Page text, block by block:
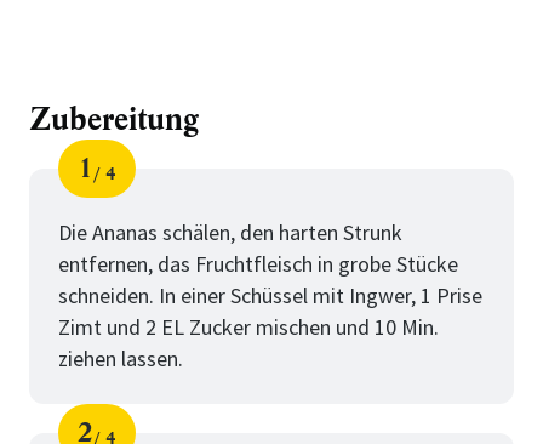
Zubereitung
Schritt
1
von
4
Die Ananas schälen, den harten Strunk
entfernen, das Fruchtfleisch in grobe Stücke
schneiden. In einer Schüssel mit Ingwer, 1 Prise
Zimt und 2 EL Zucker mischen und 10 Min.
ziehen lassen.
2 4